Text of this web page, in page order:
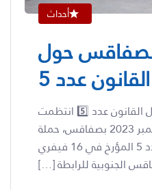
أحداث
بصفاقس حول
القانون عدد 5
حملة توعوية بصفاقس حول القانون عدد 5️⃣ انتظمت
يوم الأربعاء 13 ديسمبر 2023 بصفاقس، حملة
توعوية حول القانون عدد 5 المؤرخ في 16 فيفري